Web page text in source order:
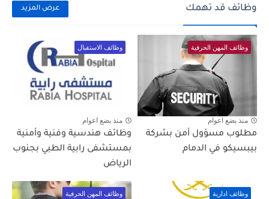
وظائف قد تهمك عرض المزيد
وظائف المهن الحرفية
منذ بضع اعوام
مطلوب مسؤول أمن بشركة
بيبسيكو في الدمام
وظائف الاستقبال
منذ بضع اعوام
وظائف هندسية وفنية وأمنية
بمستشفى رابية الطبي بجنوب
الرياض
وظائف ادارية وظائف المهن الحرفية